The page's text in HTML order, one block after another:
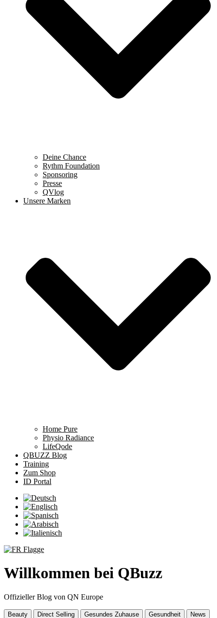
Deine Chance
Rythm Foundation
Sponsoring
Presse
QVlog
Unsere Marken
Home Pure
Physio Radiance
LifeQode
QBUZZ Blog
Training
Zum Shop
ID Portal
Willkommen bei QBuzz
Offizieller Blog von QN Europe
Beauty Direct Selling Gesundes Zuhause Gesundheit News